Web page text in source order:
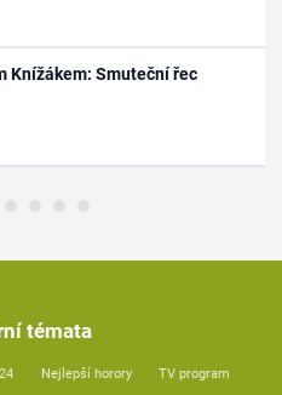
Knížákem: Smuteční řec
témata
Nejlepší horory TV program